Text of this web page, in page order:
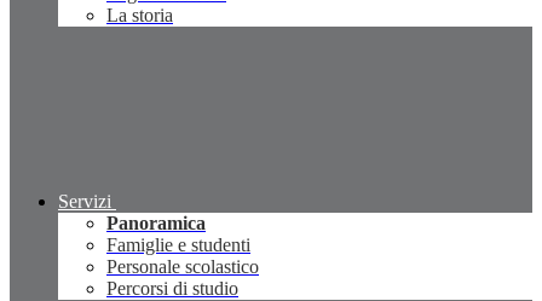
La storia
Servizi
Panoramica
Famiglie e studenti
Personale scolastico
Percorsi di studio